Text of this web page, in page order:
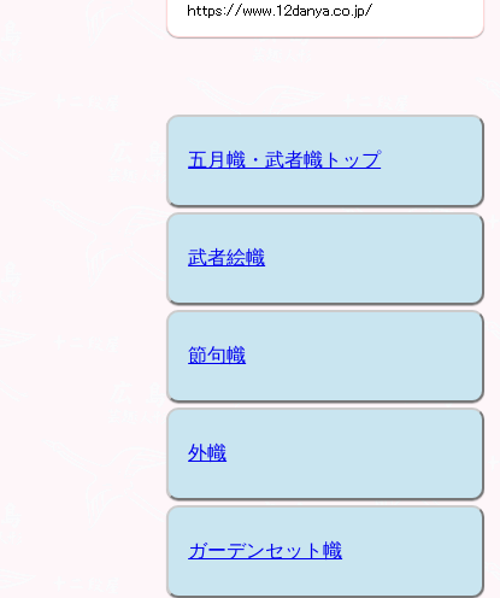
五月幟・武者幟トップ
武者絵幟
節句幟
外幟
ガーデンセット幟